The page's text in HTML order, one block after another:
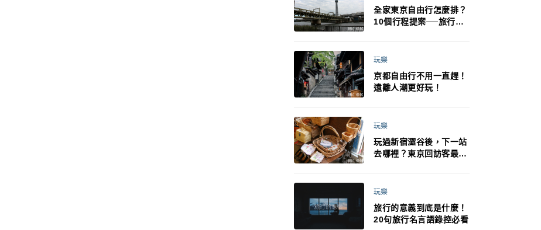
全家東京自由行怎麼排？
10個行程提案──旅行不
法！
玩樂
京都自由行不用一直趕！
遠離人潮更好玩！
玩樂
玩過新宿澀谷後，下一站
去哪裡？東京回訪客最推
玩樂
旅行的意義到底是什麼！
20句旅行名言語錄控必看